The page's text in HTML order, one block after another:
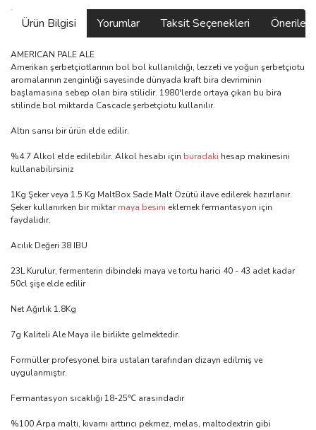
Ürün Bilgisi Yorumlar Taksit Seçenekleri
AMERICAN PALE ALE
Amerikan şerbetçiotlarının bol bol kullanıldığı, lezzeti ve yoğun şerbetçiotu
aromalarının zenginliği sayesinde dünyada kraft bira devriminin
başlamasına sebep olan bira stilidir. 1980'lerde ortaya çıkan bu bira
stilinde bol miktarda Cascade şerbetçiotu kullanılır.
Altın sarısı bir ürün elde edilir.
%4.7 Alkol elde edilebilir. Alkol hesabı için buradaki hesap makinesini
kullanabilirsiniz
1Kg Şeker veya 1.5 Kg MaltBox Sade Malt Özütü ilave edilerek hazırlanır.
Şeker kullanırken bir miktarmaya besini eklemek fermantasyon için
faydalıdır.
Acılık Değeri 38 IBU
23L Kurulur, fermenterin dibindeki maya ve tortu harici 40 - 43 adet kadar
50cl şişe elde edilir
Net Ağırlık 1.8Kg
7g Kaliteli Ale Maya ile birlikte gelmektedir.
Formüller profesyonel bira ustaları tarafından dizayn edilmiş ve
uygulanmıştır.
Fermantasyon sıcaklığı 18-25℃ arasındadır
%100 Arpa maltı, kıvamı arttırıcı pekmez, melas, maltodextrin gibi